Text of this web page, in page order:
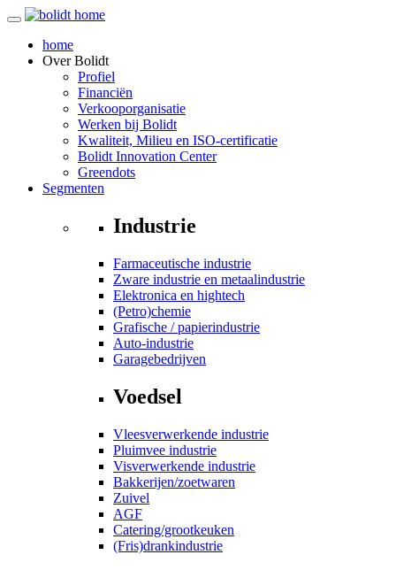
home
OverBolidt
Profiel
Financiën
Verkooporganisatie
Werken bij Bolidt
Kwaliteit, Milieu en ISO-certificatie
Bolidt Innovation Center
Greendots
Segmenten
Industrie
Farmaceutische industrie
Zware industrie en metaalindustrie
Elektronica en hightech
(Petro)chemie
Grafische / papierindustrie
Auto-industrie
Garagebedrijven
Voedsel
Vleesverwerkende industrie
Pluimvee industrie
Visverwerkende industrie
Bakkerijen/zoetwaren
Zuivel
AGF
Catering/grootkeuken
(Fris)drankindustrie